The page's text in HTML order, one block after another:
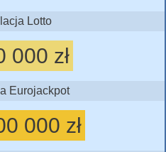
Lotto
000 zł
Eurojackpot
000 zł